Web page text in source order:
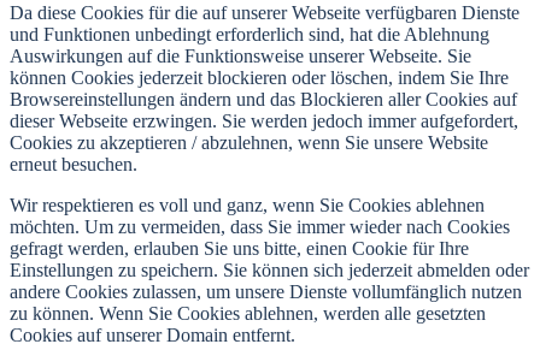
Da diese Cookies für die auf unserer Webseite verfügbaren Dienste
und Funktionen unbedingt erforderlich sind, hat die Ablehnung
Auswirkungen auf die Funktionsweise unserer Webseite. Sie
können Cookies jederzeit blockieren oder löschen, indem Sie Ihre
Browsereinstellungen ändern und das Blockieren aller Cookies auf
dieser Webseite erzwingen. Sie werden jedoch immer aufgefordert,
Cookies zu akzeptieren / abzulehnen, wenn Sie unsere Website
erneut besuchen.
Wir respektieren es voll und ganz, wenn Sie Cookies ablehnen
möchten. Um zu vermeiden, dass Sie immer wieder nach Cookies
gefragt werden, erlauben Sie uns bitte, einen Cookie für Ihre
Einstellungen zu speichern. Sie können sich jederzeit abmelden oder
andere Cookies zulassen, um unsere Dienste vollumfänglich nutzen
zu können. Wenn Sie Cookies ablehnen, werden alle gesetzten
Cookies auf unserer Domain entfernt.